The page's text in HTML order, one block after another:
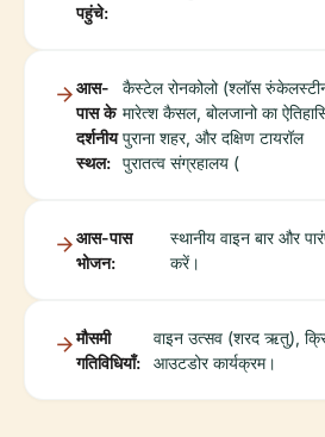
पहुंचे:
आस-
पास के
दर्शनीय
स्थल:
कैस्टेल रोनकोलो (श्लॉस
मारेत्श कैसल, बोलजानो का
पुराना शहर, और दक्षिण टायरॉल
पुरातत्व संग्रहालय (
आस-पास
भोजन:
स्थानीय वाइन बार और
करें।
मौसमी
गतिविधियाँ:
वाइन उत्सव (शरद ऋतु),
आउटडोर कार्यक्रम।